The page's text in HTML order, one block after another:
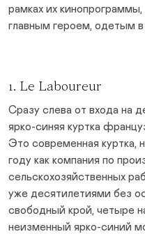
рамках их
главным героем,
1. Le Laboureur
Сразу слева от входа на
ярко-синяя куртка
Это современная куртка,
году как компания по
сельскохозяйственных
уже десятилетиями без
свободный крой, четыре
неизменный ярко-синий